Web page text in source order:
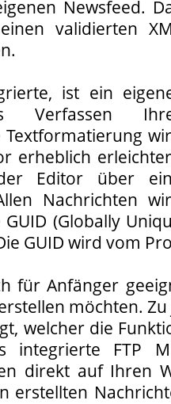
Newsfeed.
validierten
ist ein
Verfassen
Textformatierung
erheblich
Editor über
Nachrichten
(Globally
GUID wird vom
für Anfänger
möchten.
welcher die
integrierte FTP
direkt auf Ihren
erstellten